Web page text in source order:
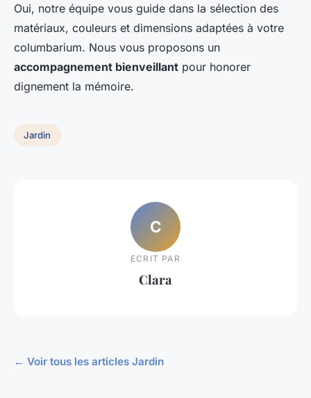
Oui, notre équipe vous guide dans la sélection des
matériaux, couleurs et dimensions adaptées à votre
columbarium. Nous vous proposons un
accompagnement bienveillant pour honorer
dignement la mémoire.
Jardin
C
ECRIT PAR
Clara
← Voir tous les articles Jardin